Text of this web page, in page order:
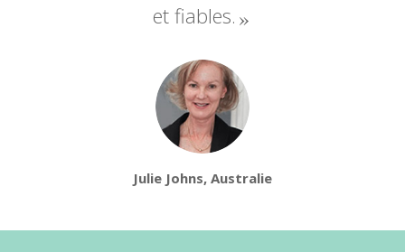
et fiables.
Julie Johns, Australie